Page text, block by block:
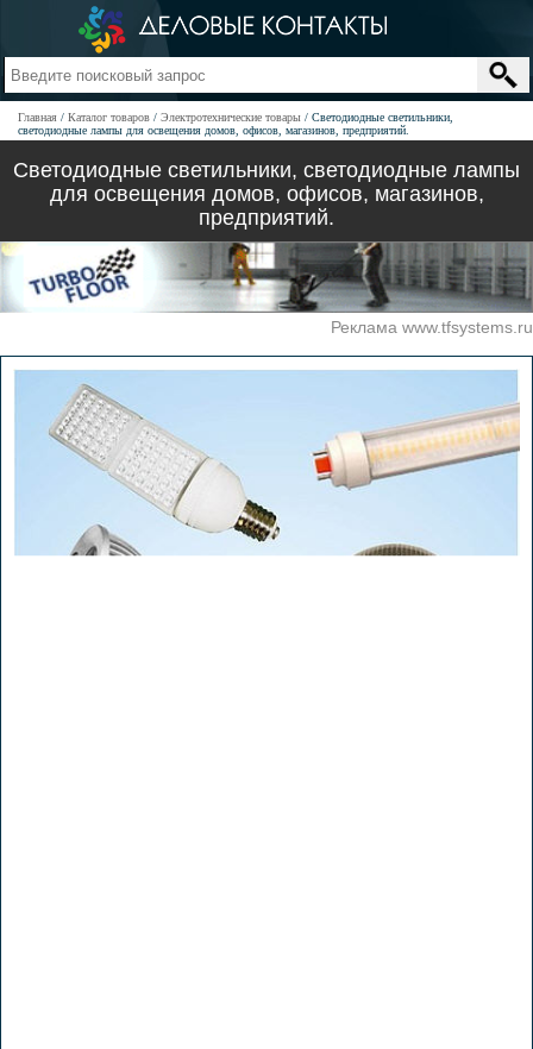
Главная Каталог товаров Электротехнические товары
Светодиодные светильники,
светодиодные лампы для освещения домов, офисов, магазинов, предприятий.
Светодиодные светильники, светодиодные лампы
для освещения домов, офисов, магазинов,
предприятий.
Реклама www.tfsystems.ru